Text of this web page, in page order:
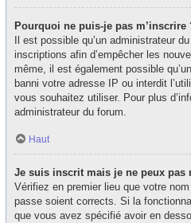
Pourquoi ne puis-je pas m’inscrire
Il est possible qu’un administrateur
inscriptions afin d’empêcher les
même, il est également possible
banni votre adresse IP ou interdit
vous souhaitez utiliser. Pour plus
administrateur du forum.
Haut
Je suis inscrit mais je ne peux pas
Vérifiez en premier lieu que votre
passe soient corrects. Si la
que vous avez spécifié avoir en